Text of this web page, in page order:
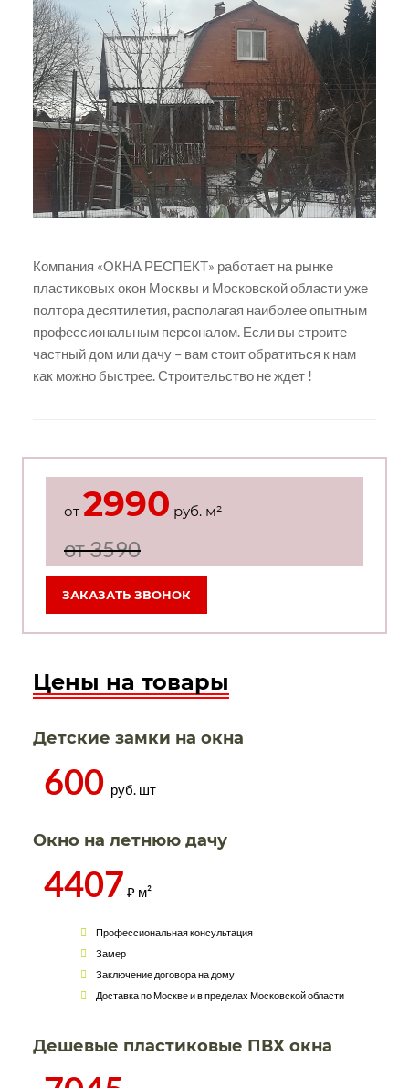
Компания «ОКНА РЕСПЕКТ» работает на рынке
пластиковых окон Москвы и Московской области уже
полтора десятилетия, располагая наиболее опытным
профессиональным персоналом. Если вы строите
частный дом или дачу – вам стоит обратиться к нам
как можно быстрее. Строительство не ждет !
от 2990 руб. м²
от 3590
ЗАКАЗАТЬ ЗВОНОК
Цены на товары
Детские замки на окна
600 руб. шт
Окно на летнюю дачу
4407 ₽ м²
Профессиональная консультация
Замер
Заключение договора на дому
Доставка по Москве и в пределах Московской области
Дешевые пластиковые ПВХ окна